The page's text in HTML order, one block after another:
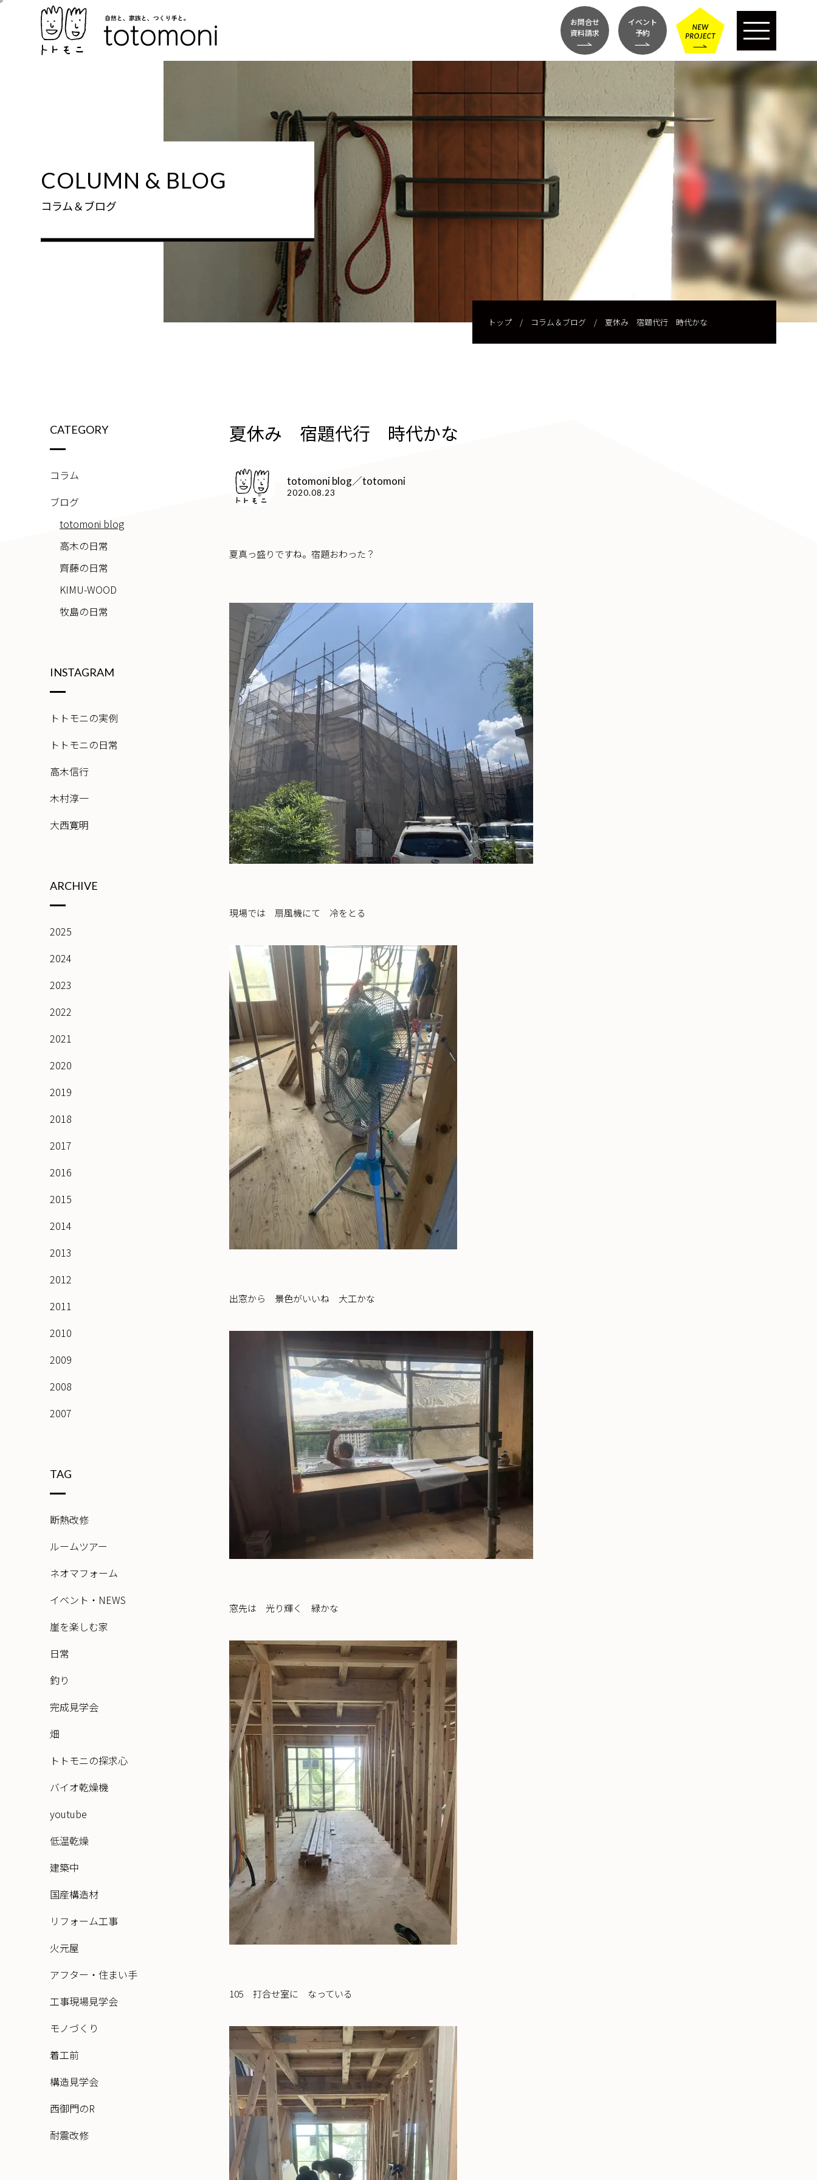
お問合せ
資料請求
イベント
予約
COLUMN & BLOG
コラム＆ブログ
トップ/ コラム＆ブログ / 夏休み 宿題代行 時代かな
夏休み 宿題代行 時代かな
totomoni blog／totomoni
2020.08.23
夏真っ盛りですね。宿題おわった？
現場では 扇風機にて 冷をとる
出窓から 景色がいいね 大工かな
窓先は 光り輝く 緑かな
105 打合せ室に なっている
CATEGORY
コラム
ブログ
totomoni blog
高木の日常
齊藤の日常
KIMU-WOOD
牧島の日常
INSTAGRAM
トトモニの実例
トトモニの日常
高木信行
木村淳一
大西寛明
ARCHIVE
2025
2024
2023
2022
2021
2020
2019
2018
2017
2016
2015
2014
2013
2012
2011
2010
2009
2008
2007
TAG
断熱改修
ルームツアー
ネオマフォーム
イベント・NEWS
崖を楽しむ家
日常
釣り
完成見学会
畑
トトモニの探求心
バイオ乾燥機
youtube
低温乾燥
建築中
国産構造材
リフォーム工事
火元屋
アフター・住まい手
工事現場見学会
モノづくり
着工前
構造見学会
西御門のR
耐震改修